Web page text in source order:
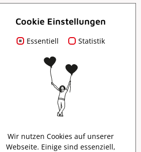
Cookie Einstellungen
Essentiell Statistik
Wir nutzen Cookies auf unserer
Webseite. Einige sind essenziell,